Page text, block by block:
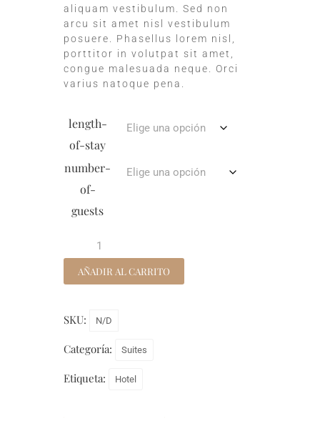
aliquam vestibulum. Sed non
arcu sit amet nisl vestibulum
posuere. Phasellus lorem nisl,
porttitor in volutpat sit amet,
congue malesuada neque. Orci
varius natoque pena.
length-
of-stay
number-
of-
guests
AÑADIR AL CARRITO
SKU: N/D
Categoría: Suites
Etiqueta: Hotel